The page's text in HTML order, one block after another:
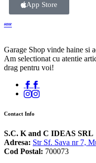
App Store
Garage Shop vinde haine si
Am selectionat cu atentie
drag pentru voi!
Contact Info
S.C. K and C IDEAS SRL
Adresa: Str Sf. Sava nr 7,
Cod Postal: 700073